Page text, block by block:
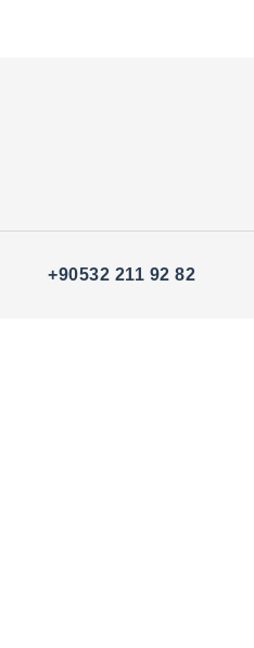
+90532 211 92 82